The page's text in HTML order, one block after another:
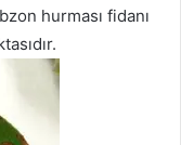
hurması fidanı